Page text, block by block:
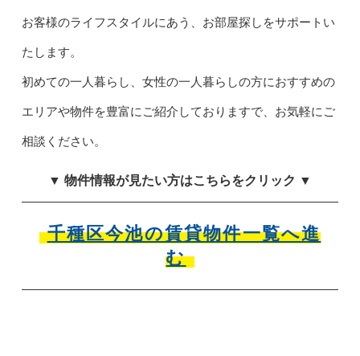
お客様のライフスタイルにあう、お部屋探しをサポートい
たします。
初めての一人暮らし、女性の一人暮らしの方におすすめの
エリアや物件を豊富にご紹介しておりますで、お気軽にご
相談ください。
▼ 物件情報が見たい方はこちらをクリック ▼
千種区今池の賃貸物件一覧へ進
む